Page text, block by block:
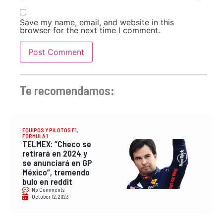
Save my name, email, and website in this
browser for the next time I comment.
Te recomendamos:
EQUIPOS Y PILOTOS F1,
FORMULA 1
TELMEX: “Checo se
retirará en 2024 y
se anunciará en GP
México”, tremendo
bulo en reddit
No Comments
October 12, 2023